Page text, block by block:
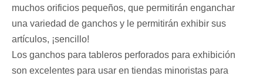
muchos orificios pequeños, que permitirán enganchar
una variedad de ganchos y le permitirán exhibir sus
artículos, ¡sencillo!
Los ganchos para tableros perforados para exhibición
son excelentes para usar en tiendas minoristas para